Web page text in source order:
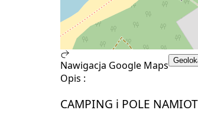
Nawigacja Google Maps
Opis :
CAMPING i POLE